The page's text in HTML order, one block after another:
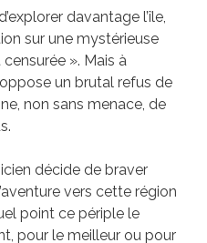
davantage l’île,
sur une mystérieuse
». Mais à
un brutal refus de
non sans menace, de
décide de braver
vers cette région
point ce périple le
pour le meilleur ou pour